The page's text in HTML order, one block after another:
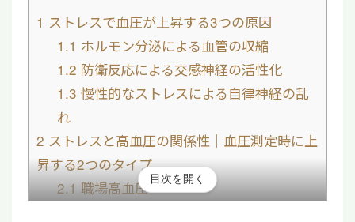
1 ストレスで血圧が上昇する3つの原因
1.1 ホルモン分泌による血管の収縮
1.2 防衛反応による交感神経の活性化
1.3 慢性的なストレスによる自律神経の乱
れ
2 ストレスと高血圧の関係性｜血圧測定時に上
昇する2つのタイプ
2.1職場高血圧 目次を開く